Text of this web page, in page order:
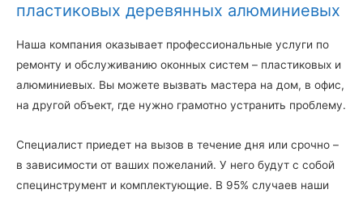
пластиковых деревянных алюминиевых
Наша компания оказывает профессиональные услуги по
ремонту и обслуживанию оконных систем – пластиковых и
алюминиевых. Вы можете вызвать мастера на дом, в офис,
на другой объект, где нужно грамотно устранить проблему.
Специалист приедет на вызов в течение дня или срочно –
в зависимости от ваших пожеланий. У него будут с собой
специнструмент и комплектующие. В 95% случаев наши